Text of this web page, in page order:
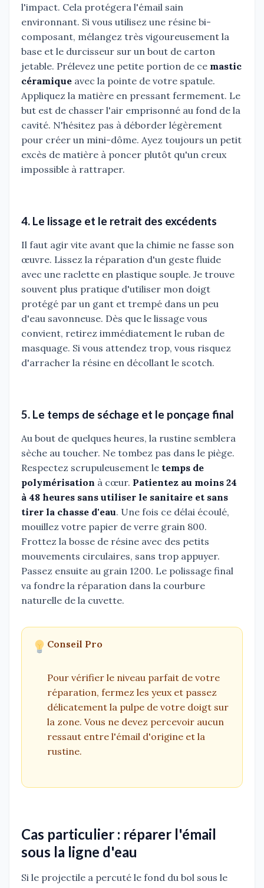
l'impact. Cela protégera l'émail sain
environnant. Si vous utilisez une résine bi-
composant, mélangez très vigoureusement la
base et le durcisseur sur un bout de carton
jetable. Prélevez une petite portion de ce mastic
céramique avec la pointe de votre spatule.
Appliquez la matière en pressant fermement. Le
but est de chasser l'air emprisonné au fond de la
cavité. N'hésitez pas à déborder légèrement
pour créer un mini-dôme. Ayez toujours un petit
excès de matière à poncer plutôt qu'un creux
impossible à rattraper.
4. Le lissage et le retrait des excédents
Il faut agir vite avant que la chimie ne fasse son
œuvre. Lissez la réparation d'un geste fluide
avec une raclette en plastique souple. Je trouve
souvent plus pratique d'utiliser mon doigt
protégé par un gant et trempé dans un peu
d'eau savonneuse. Dès que le lissage vous
convient, retirez immédiatement le ruban de
masquage. Si vous attendez trop, vous risquez
d'arracher la résine en décollant le scotch.
5. Le temps de séchage et le ponçage final
Au bout de quelques heures, la rustine semblera
sèche au toucher. Ne tombez pas dans le piège.
Respectez scrupuleusement le temps de
polymérisation à cœur. Patientez au moins 24
à 48 heures sans utiliser le sanitaire et sans
tirer la chasse d'eau. Une fois ce délai écoulé,
mouillez votre papier de verre grain 800.
Frottez la bosse de résine avec des petits
mouvements circulaires, sans trop appuyer.
Passez ensuite au grain 1200. Le polissage final
va fondre la réparation dans la courbure
naturelle de la cuvette.
Conseil Pro
Pour vérifier le niveau parfait de votre
réparation, fermez les yeux et passez
délicatement la pulpe de votre doigt sur
la zone. Vous ne devez percevoir aucun
ressaut entre l'émail d'origine et la
rustine.
Cas particulier : réparer l'émail
sous la ligne d'eau
Si le projectile a percuté le fond du bol sous le